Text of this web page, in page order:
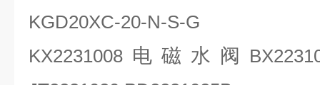
KGD20XC-20-N-S-G
KX2231008 电磁水阀